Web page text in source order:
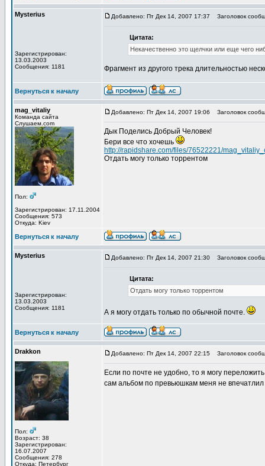
Mysterius
Зарегистрирован:
13.03.2003
Сообщения: 1181
Добавлено: Пт Дек 14, 2007 17:37 Заголовок
Цитата:
Некачественно это щелчки или еще чего
Фрагмент из другого трека длительностью
Вернуться к началу
mag_vitaliy
Команда сайта
Слушаем.com
Пол:
Зарегистрирован: 17.11.2004
Сообщения: 573
Откуда: Kiev
Добавлено: Пт Дек 14, 2007 19:06 Заголовок
Дык Поделись Добрый Человек!
Бери все что хочешь
http://rapidshare.com/files/76522221/
Отдать могу только торрентом
Вернуться к началу
Mysterius
Зарегистрирован:
13.03.2003
Сообщения: 1181
Добавлено: Пт Дек 14, 2007 21:30 Заголовок
Цитата:
Отдать могу только торрентом
А я могу отдать только по обычной почте.
Вернуться к началу
Drakkon
Пол:
Возраст: 38
Зарегистрирован:
16.07.2007
Сообщения: 278
Откуда: Петербург
Добавлено: Пт Дек 14, 2007 22:15 Заголовок
Если по почте не удобно, то я могу
сам альбом по превьюшкам меня не